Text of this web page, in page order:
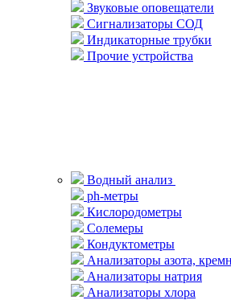
Звуковые оповещатели
Сигнализаторы СОД
Индикаторные трубки
Прочие устройства
Водный анализ
ph-метры
Кислородометры
Солемеры
Кондуктометры
Анализаторы азота,
Анализаторы натрия
Анализаторы хлора